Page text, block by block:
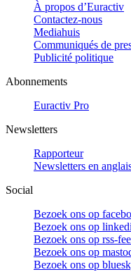
À propos d’Euractiv
Contactez-nous
Mediahuis
Communiqués de
Publicité politique
Abonnements
Euractiv Pro
Newsletters
Rapporteur
Newsletters en
Social
Bezoek ons op
Bezoek ons op
Bezoek ons op rss-
Bezoek ons op
Bezoek ons op